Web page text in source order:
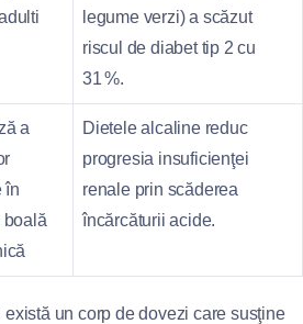
legume verzi) a scăzut
riscul de diabet tip 2 cu
31 %.
a
în
boală
Dietele alcaline reduc
progresia insuficienţei
renale prin scăderea
încărcăturii acide.
există un corp de dovezi care susţine